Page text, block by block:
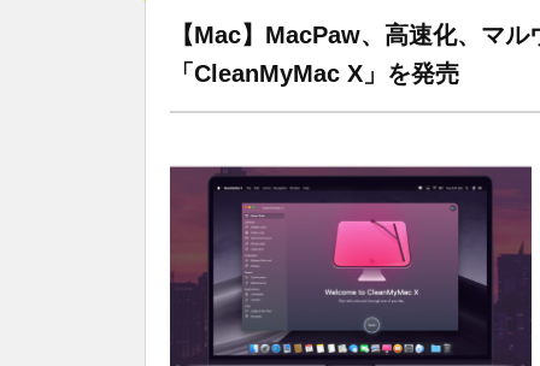
【Mac】MacPaw、高速化、マ
「CleanMyMac X」を発売